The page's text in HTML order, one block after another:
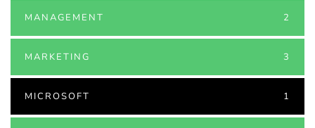
MANAGEMENT 2
MARKETING 3
MICROSOFT 1